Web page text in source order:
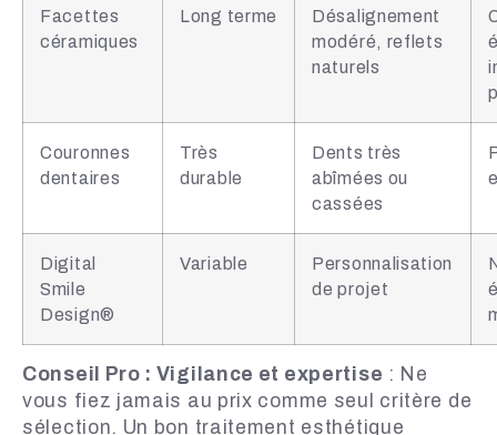
Facettes
céramiques
Long terme
Désalignement
modéré, reflets
naturels
Couronnes
dentaires
Très
durable
Dents très
abîmées ou
cassées
Digital
Smile
Design®
Variable
Personnalisation
de projet
Conseil Pro : Vigilance et expertise : Ne
vous fiez jamais au prix comme seul critère de
sélection. Un bon traitement esthétique